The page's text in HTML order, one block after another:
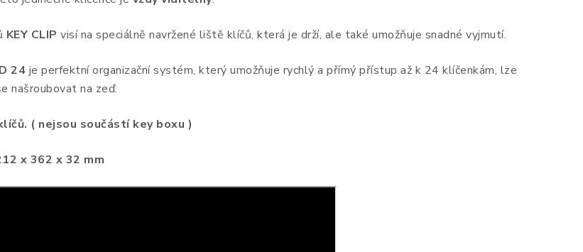
KEY CLIP visí na speciálně navržené liště klíčů, která je drží, ale také umožňuje snadné vyjmutí.
24 je perfektní organizační systém, který umožňuje rychlý a přímý přístup až k 24 klíčenkám, lze
našroubovat na zeď.
( nejsou součástí key boxu )
x 362 x 32 mm